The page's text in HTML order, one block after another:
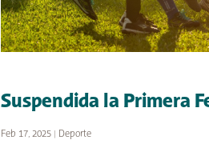
Suspendida la Primera
Feb 17, 2025 | Deporte